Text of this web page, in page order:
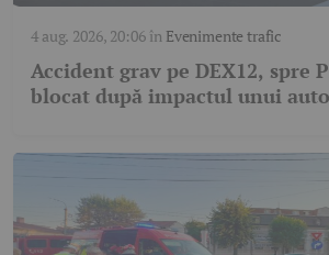
4 aug. 2026, 20:06în Evenimente trafic
Accident grav pe DEX12, spre
blocat după impactul unui